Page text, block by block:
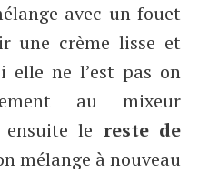
avec un fouet
une crème lisse et
elle ne l’est pas on
au mixeur
le reste de
mélange à nouveau